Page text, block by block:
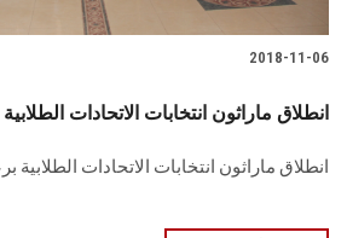
2018-11-06
انطلاق ماراثون انتخابات الاتحادات الطلابية
انطلاق ماراثون انتخابات الاتحادات الطلابية